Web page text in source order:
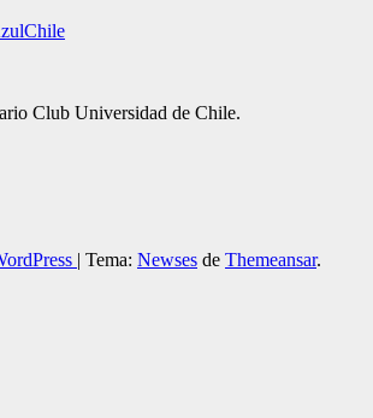
Club Universidad de Chile.
| Tema: Newses de Themeansar.